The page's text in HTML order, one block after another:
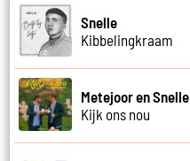
Snelle
Kibbelingkraam
Metejoor en Snelle
Kijk ons nou